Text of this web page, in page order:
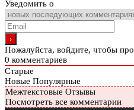
Уведомить о
Пожалуйста, войдите, чтобы
0 комментариев
Старые
Новые Популярные
Межтекстовые Отзывы
Посмотреть все комментарии